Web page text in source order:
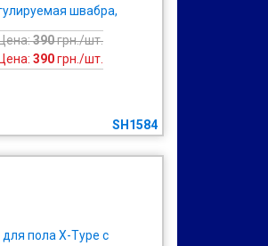
швабра,
швабра для
уборки
390грн./шт.
Цена: 390грн./шт.
SH1584